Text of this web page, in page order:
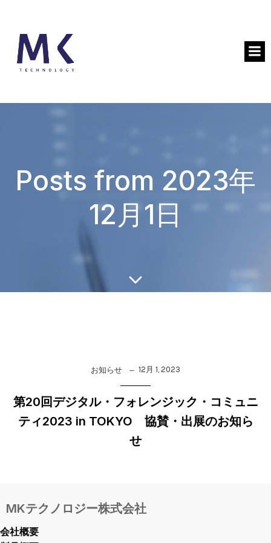
Posts from 2023年
12月1日
お知らせ 12月 1, 2023
第20回デジタル・フォレンジック・コミュニ
ティ2023 in TOKYO 協賛・出展のお知ら
せ
MKテクノロジー株式会社
会社概要